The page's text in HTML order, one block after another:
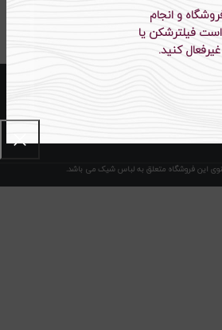
و انجام
است فیلترشکن یا
این فروشگاه متعلق به لباس شیک می باشد.